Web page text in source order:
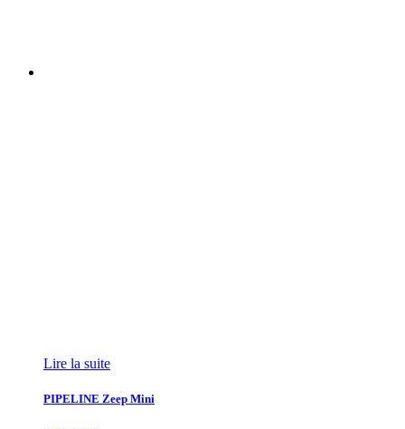
Lire la suite
PIPELINE Zeep Mini